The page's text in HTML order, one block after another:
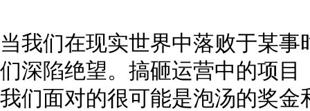
当我们在现实世界中落败于某
们深陷绝望。搞砸运营中的项
我们面对的很可能是泡汤的奖